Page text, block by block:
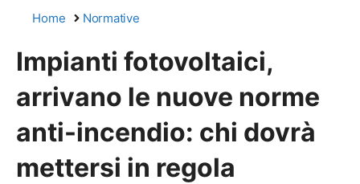
Home Normative
Impianti fotovoltaici,
arrivano le nuove norme
anti-incendio: chi dovrà
mettersi in regola